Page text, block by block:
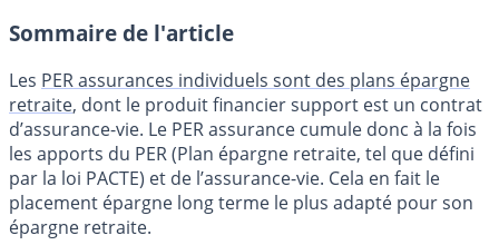
Sommaire de l'article
Les PER assurances individuels sont des plans épargne
retraite, dont le produit financier support est un contrat
d’assurance-vie. Le PER assurance cumule donc à la fois
les apports du PER (Plan épargne retraite, tel que défini
par la loi PACTE) et de l’assurance-vie. Cela en fait le
placement épargne long terme le plus adapté pour son
épargne retraite.